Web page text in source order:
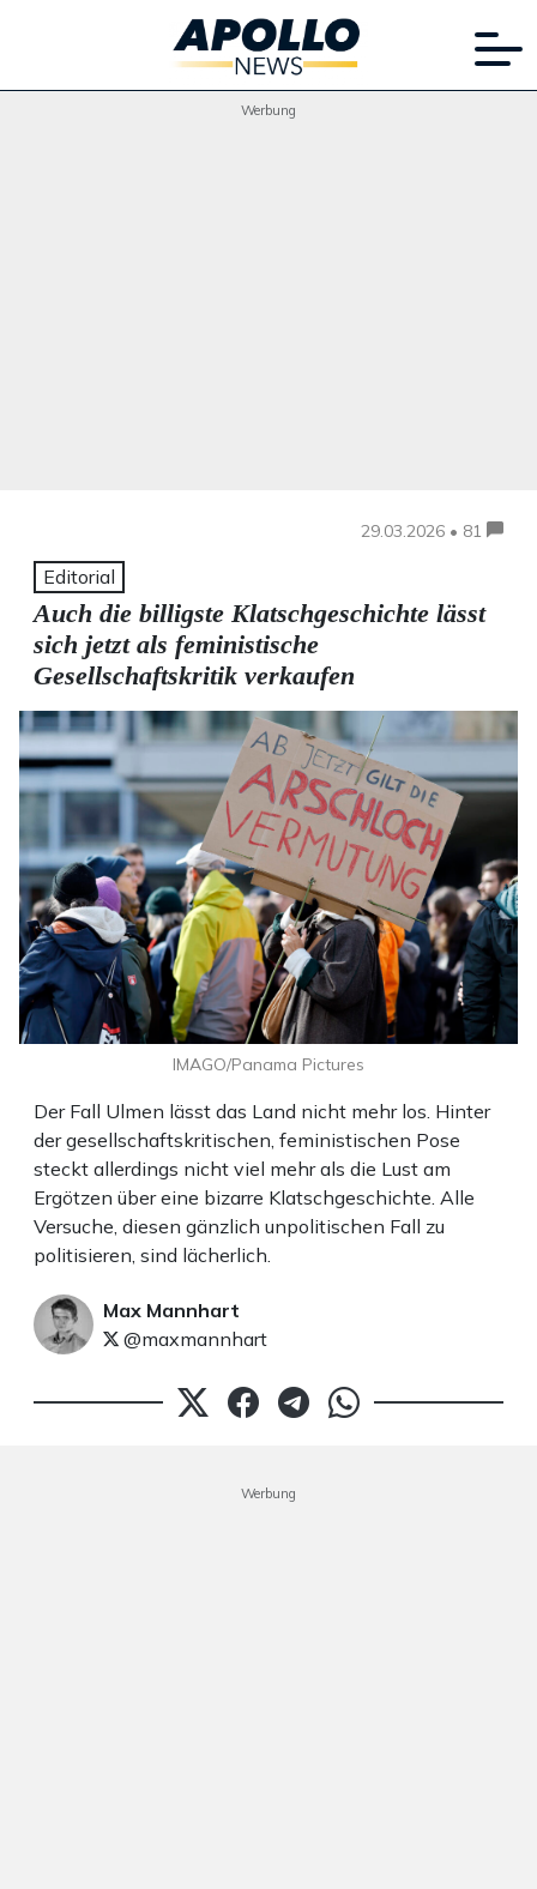
Werbung
29.03.2026 • 81
Editorial
Auch die billigste Klatschgeschichte lässt
sich jetzt als feministische
Gesellschaftskritik verkaufen
Der Fall Ulmen lässt das Land nicht mehr los. Hinter
der gesellschaftskritischen, feministischen Pose
steckt allerdings nicht viel mehr als die Lust am
Ergötzen über eine bizarre Klatschgeschichte. Alle
Versuche, diesen gänzlich unpolitischen Fall zu
politisieren, sind lächerlich.
Max Mannhart
@maxmannhart
IMAGO/Panama Pictures
Werbung